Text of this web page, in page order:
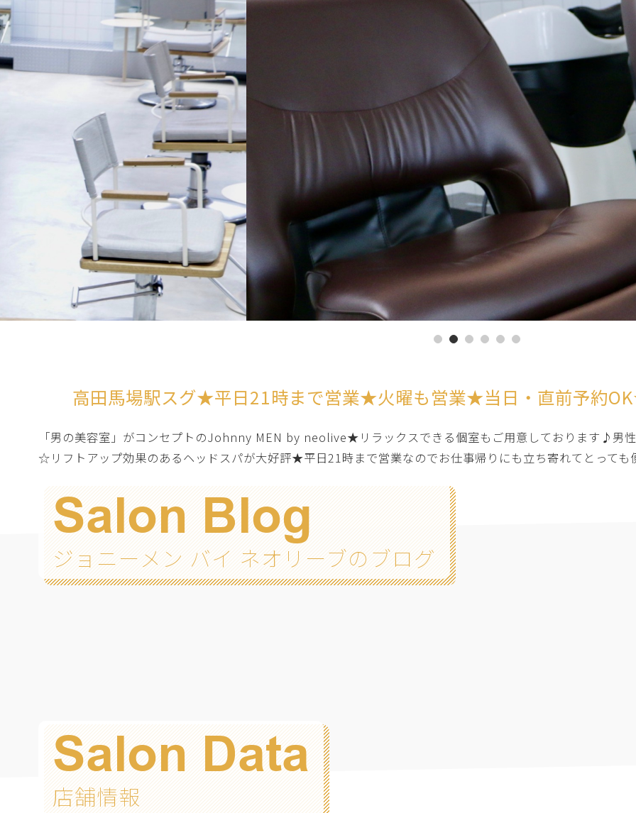
高田馬場駅スグ★平日21時まで営業★火曜も営業★当日・直前予約
「男の美容室」がコンセプトのJohnny MEN by neolive★リラックスできる個室もご用意しております♪男
☆リフトアップ効果のあるヘッドスパが大好評★平日21時まで営業なのでお仕事帰りにも立ち寄れてとって
Salon Blog
ジョニーメン バイ ネオリーブのブログ
Salon Data
店舗情報